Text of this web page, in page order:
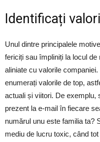
Identificați
Unul dintre principalele
fericiți sau împliniți la locul
aliniate cu valorile
enumerați valorile de top,
actuali și viitori. De exemplu,
prezent la e-mail în fiecare
numărul unu este familia ta?
mediu de lucru toxic, când